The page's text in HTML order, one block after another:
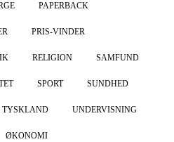
PAPERBACK
PRIS-VINDER
RELIGION SAMFUND
SPORT SUNDHED
TYSKLAND UNDERVISNING
ØKONOMI